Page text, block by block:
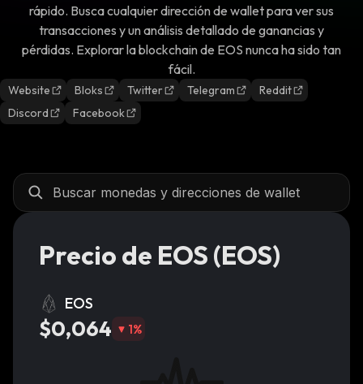
rápido. Busca cualquier dirección de wallet para ver sus
transacciones y un análisis detallado de ganancias y
pérdidas. Explorar la blockchain de EOS nunca ha sido tan
fácil.
Website Bloks Twitter Telegram
Reddit
Discord
Facebook
Precio de EOS (EOS)
EOS
$0,064 1%